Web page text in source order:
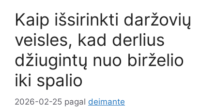
Kaip išsirinkti daržovių
veisles, kad derlius
džiugintų nuo birželio
iki spalio
2026-02-25 pagal deimante